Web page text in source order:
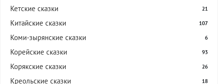
Кетские сказки 21
Китайские сказки 107
Коми-зырянские сказки 6
Корейские сказки 93
Корякские сказки 26
Креольские сказки 18